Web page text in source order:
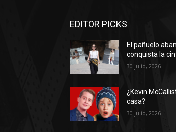
EDITOR PICKS
El pañuelo
conquista la
30 julio, 2026
¿Kevin
casa?
30 julio, 2026